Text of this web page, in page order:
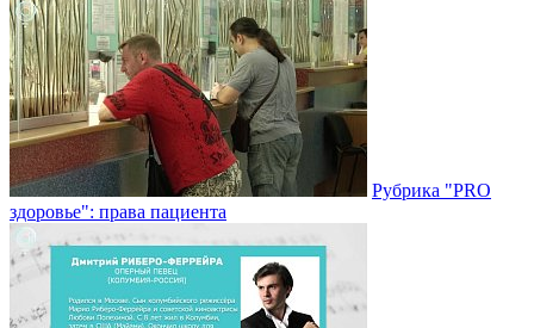
Рубрика "PRO
здоровье": права пациента